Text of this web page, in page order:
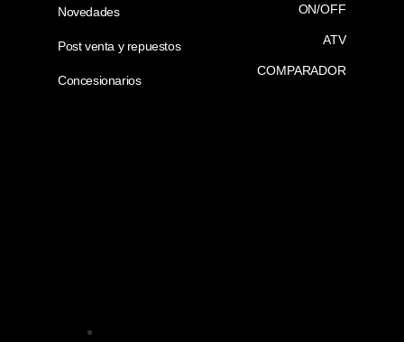
Novedades
Post venta y repuestos
Concesionarios
ON/OFF
ATV
COMPARADOR